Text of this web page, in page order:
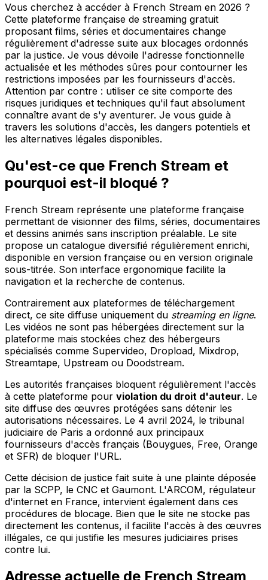
Vous cherchez à accéder à French Stream en 2026 ?
Cette plateforme française de streaming gratuit
proposant films, séries et documentaires change
régulièrement d'adresse suite aux blocages ordonnés
par la justice. Je vous dévoile l'adresse fonctionnelle
actualisée et les méthodes sûres pour contourner les
restrictions imposées par les fournisseurs d'accès.
Attention par contre : utiliser ce site comporte des
risques juridiques et techniques qu'il faut absolument
connaître avant de s'y aventurer. Je vous guide à
travers les solutions d'accès, les dangers potentiels et
les alternatives légales disponibles.
Qu'est-ce que French Stream et
pourquoi est-il bloqué ?
French Stream représente une plateforme française
permettant de visionner des films, séries, documentaires
et dessins animés sans inscription préalable. Le site
propose un catalogue diversifié régulièrement enrichi,
disponible en version française ou en version originale
sous-titrée. Son interface ergonomique facilite la
navigation et la recherche de contenus.
Contrairement aux plateformes de téléchargement
direct, ce site diffuse uniquement du streaming en ligne.
Les vidéos ne sont pas hébergées directement sur la
plateforme mais stockées chez des hébergeurs
spécialisés comme Supervideo, Dropload, Mixdrop,
Streamtape, Upstream ou Doodstream.
Les autorités françaises bloquent régulièrement l'accès
à cette plateforme pour violation du droit d'auteur. Le
site diffuse des œuvres protégées sans détenir les
autorisations nécessaires. Le 4 avril 2024, le tribunal
judiciaire de Paris a ordonné aux principaux
fournisseurs d'accès français (Bouygues, Free, Orange
et SFR) de bloquer l'URL.
Cette décision de justice fait suite à une plainte déposée
par la SCPP, le CNC et Gaumont. L'ARCOM, régulateur
d'internet en France, intervient également dans ces
procédures de blocage. Bien que le site ne stocke pas
directement les contenus, il facilite l'accès à des œuvres
illégales, ce qui justifie les mesures judiciaires prises
contre lui.
Adresse actuelle de French Stream